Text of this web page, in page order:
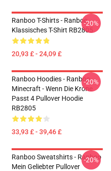
Ranboo T-Shirts - Ranboo
Klassisches T-Shirt RB2805
20,93 £ - 24,09 £
-20%
Ranboo Hoodies - Ranboo
Minecraft - Wenn Die Krone
Passt 4 Pullover Hoodie
RB2805
33,93 £ - 39,46 £
-20%
Ranboo Sweatshirts - Ranboo
Mein Geliebter Pullover
-20%